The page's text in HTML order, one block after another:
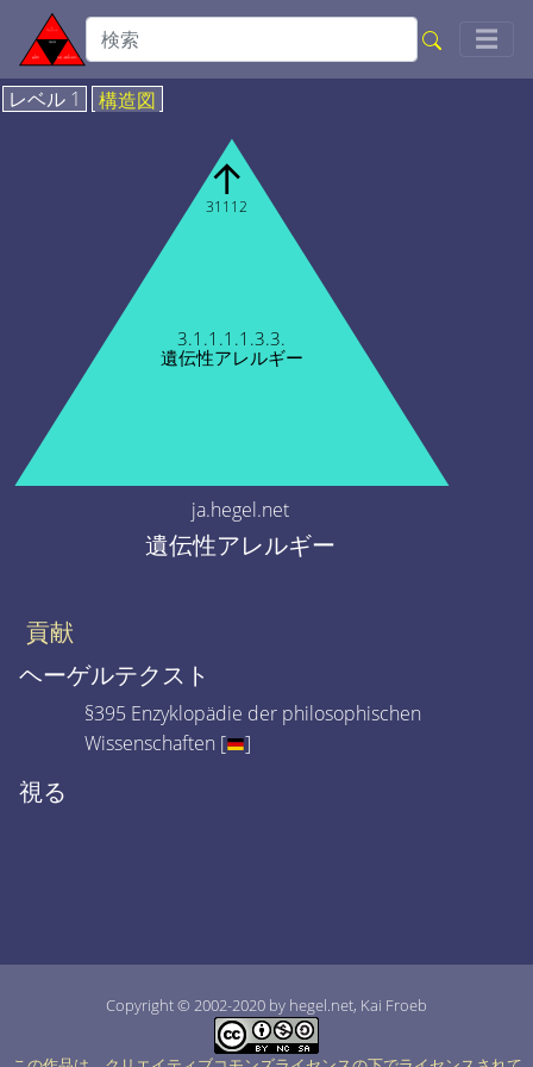
☰
レベル 1 構造図
3.1.1.1.1.3.3.
遺伝性アレルギー
↑
31112
ja.hegel.net
遺伝性アレルギー
貢献
ヘーゲルテクスト
§395 Enzyklopädie der philosophischen
Wissenschaften [
]
視る
Copyright © 2002-2020 by hegel.net, Kai Froeb